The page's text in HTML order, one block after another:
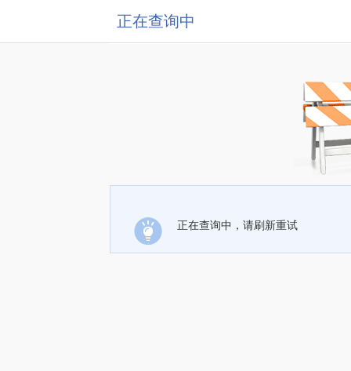
正在查询中
正在查询中，请刷新重试